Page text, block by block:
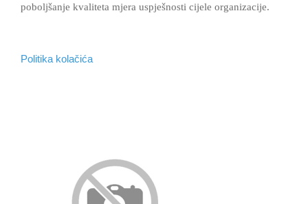
poboljšanje kvaliteta mjera uspješnosti cijele organizacije.
Politika kolačića